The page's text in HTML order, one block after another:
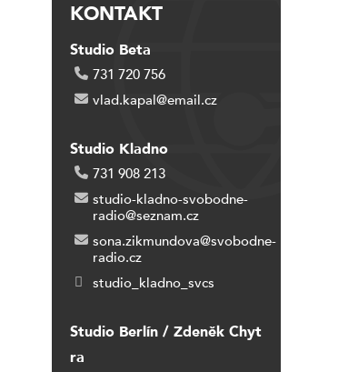
KONTAKT
Studio Beta
731 720 756
vlad.kapal@email.cz
Studio Kladno
731 908 213
studio-kladno-svobodne-
radio@seznam.cz
sona.zikmundova@svobodne-
radio.cz
studio_kladno_svcs
Studio Berlín / Zdeněk Chyt
ra